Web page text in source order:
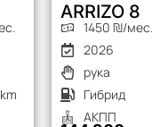
ARRIZO 8
1450 ₪/мес.
2026
рука
Гибрид
АКПП